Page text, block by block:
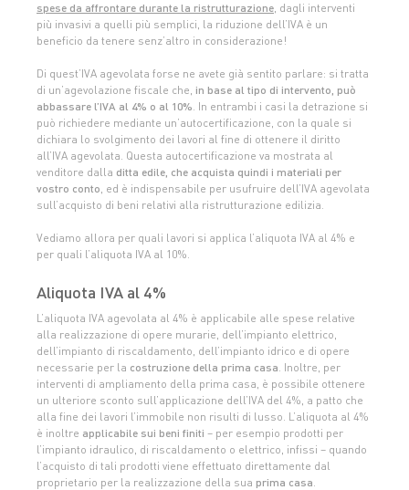
spese da affrontare durante la ristrutturazione, dagli interventi
più invasivi a quelli più semplici, la riduzione dell’IVA è un
beneficio da tenere senz’altro in considerazione!
Di quest’IVA agevolata forse ne avete già sentito parlare: si tratta
di un’agevolazione fiscale che, in base al tipo di intervento, può
abbassare l’IVA al 4% o al 10%. In entrambi i casi la detrazione si
può richiedere mediante un’autocertificazione, con la quale si
dichiara lo svolgimento dei lavori al fine di ottenere il diritto
all’IVA agevolata. Questa autocertificazione va mostrata al
venditore dalla ditta edile, che acquista quindi i materiali per
vostro conto, ed è indispensabile per usufruire dell’IVA agevolata
sull’acquisto di beni relativi alla ristrutturazione edilizia.
Vediamo allora per quali lavori si applica l’aliquota IVA al 4% e
per quali l’aliquota IVA al 10%.
Aliquota IVA al 4%
L’aliquota IVA agevolata al 4% è applicabile alle spese relative
alla realizzazione di opere murarie, dell’impianto elettrico,
dell’impianto di riscaldamento, dell’impianto idrico e di opere
necessarie per la costruzione della prima casa . Inoltre, per
interventi di ampliamento della prima casa, è possibile ottenere
un ulteriore sconto sull’applicazione dell’IVA del 4%, a patto che
alla fine dei lavori l’immobile non risulti di lusso. L’aliquota al 4%
è inoltre applicabile sui beni finiti – per esempio prodotti per
l’impianto idraulico, di riscaldamento o elettrico, infissi – quando
l’acquisto di tali prodotti viene effettuato direttamente dal
proprietario per la realizzazione della sua prima casa